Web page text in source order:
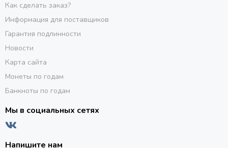
Как сделать заказ?
Информация для поставщиков
Гарантия подлинности
Новости
Карта сайта
Монеты по годам
Банкноты по годам
Мы в социальных сетях
Напишите нам